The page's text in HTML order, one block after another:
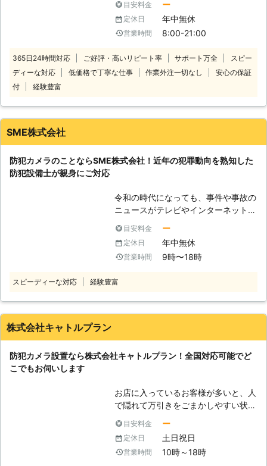
トリレーションでは防犯カメラ設置の
ご依頼・ご相談も受けつけておりま
す。 こんな時にはご相談ください。
・不審者の侵入や窃盗を未然に防ぐた
め。 ・車や外壁への落書きなどのい
たずらを防止するため。 ・大切な家
い」 「店のレジの釣り銭間違い防止
対策をしたい」 防犯カメラの設置を
お考えなら、松尾電気にご依頼を！暮
の取り付けによって解決のお手伝いを
おこないます。 お客様の悩みに寄り
待ちしています。 【電気屋さんによ
です。近畿一円で出張対応しておりま
すので、電気のことならお任せくださ
必要となり、電気工事士の資格を持つ
スタッフの対応だと安心です。当店に
は第一種電気工事士・第二種電気工事
術で安全に防犯カメラの設置工事をお
こないますよ。 【ご家庭から店舗・
置する場所によって台数・カメラの種
犯対策」「子どもやペットちゃんの様
場所をご提案。室内の設置は目立ちに
くいデザインのドームカメラにするな
どの工夫もいたします。 ■店舗、オ
フィス・工場などの場合 テナントや
オフィス、工場などに防犯カメラを設
目安料金 ー
定休日 年中無休
営業時間 8:00-21:00
365日24時間対応 ご好評・高いリピート率 サポート万全
スピー
ディーな対応
低価格で丁寧な仕事 作業外注一切なし
安心の保証
付
経験豊富
SME株式会社
防犯カメラのことならSME株式会社！近年の犯罪動向を熟知した
防犯設備士が親身にご対応
令和の時代になっても、事件や事故の
ニュースがテレビやインターネットで
察庁調べでは令和元年の刑法犯の認知
件数は約68万人というデータも公開
されています。 「最近イヤな事件が
あ」 「家の近所で強盗事件があった
ね。しかし、具体的に防犯対策は何を
か。 防犯対策には防犯カメラの設置
も効果的であるとされています。その
理由は、犯罪の証拠を記録に残せるだ
けでなく、不審者に”防犯カメラで見
られている” という意識を持たせやす
くなるためです。 しかし、もし防犯
目安料金 ー
定休日 年中無休
営業時間 9時〜18時
スピーディーな対応 経験豊富
株式会社キャトルプラン
防犯カメラ設置なら株式会社キャトルプラン！全国対応可能でど
こでもお伺いします
お店に入っているお客様が多いと、人
で隠れて万引きをごまかしやすい状況
ば、防犯カメラの目を盗んで万引きを
おこないやすくなるためです。 「万
引きが増えて売り上げが厳しいなあ」
目安料金 ー
定休日 土日祝日
営業時間 10時～18時